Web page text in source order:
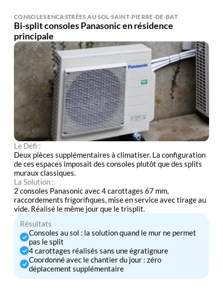
CONSOLES ENCASTRÉES AU SOL SAINT-PIERRE-DE-BAT
Bi-split consoles Panasonic en résidence
principale
Le Défi :
Deux pièces supplémentaires à climatiser. La configuration
de ces espaces imposait des consoles plutôt que des splits
muraux classiques.
La Solution :
2 consoles Panasonic avec 4 carottages 67 mm,
raccordements frigorifiques, mise en service avec tirage au
vide. Réalisé le même jour que le trisplit.
Résultats
Consoles au sol : la solution quand le mur ne permet
pas le split
4 carottages réalisés sans une égratignure
Coordonné avec le chantier du jour : zéro
déplacement supplémentaire